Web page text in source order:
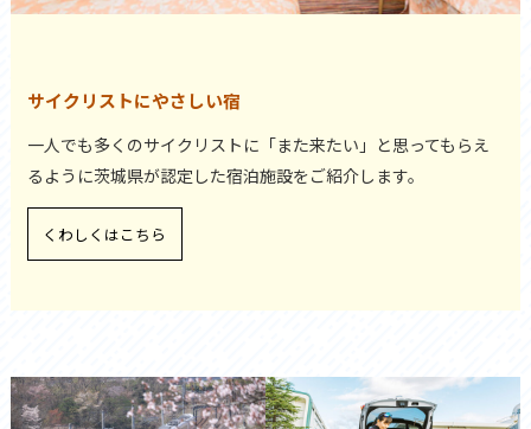
サイクリストにやさしい宿
一人でも多くのサイクリストに「また来たい」と思ってもらえ
るように茨城県が認定した宿泊施設をご紹介します。
くわしくはこちら